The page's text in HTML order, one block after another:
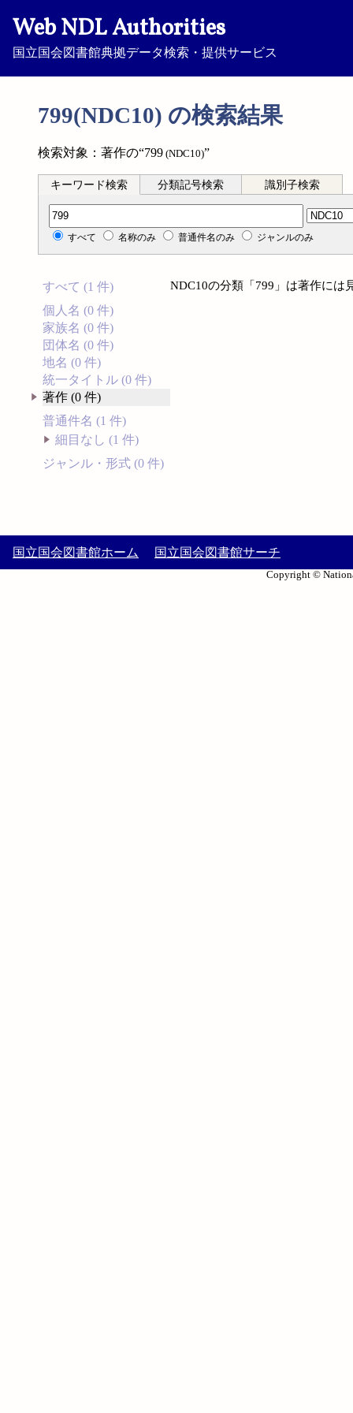
Web NDL Authorities
国立国会図書館典拠データ検索・提供サービス
799(NDC10) の検索結果
検索対象：著作の“799 (NDC10)”
キーワード検索 分類記号検索 識別子検索
分類記号検索
すべて 名称のみ 普通件名のみ ジャンルのみ
すべて (1 件)
個人名 (0 件)
家族名 (0 件)
団体名 (0 件)
地名 (0 件)
統一タイトル (0 件)
著作 (0 件)
普通件名 (1 件)
細目なし (1 件)
ジャンル・形式 (0 件)
NDC10の分類「799」は著作には
国立国会図書館ホーム 国立国会図書館サーチ
Copyright ©